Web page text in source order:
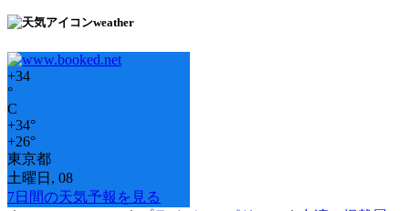
weather
+34
°
C
+34°
+26°
東京都
土曜日, 08
7日間の天気予報を見る